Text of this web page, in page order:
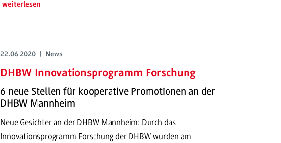
weiterlesen
22.06.2020 | News
DHBW Innovationsprogramm Forschung
6 neue Stellen für kooperative Promotionen an der
DHBW Mannheim
Neue Gesichter an der DHBW Mannheim: Durch das
Innovationsprogramm Forschung der DHBW wurden am